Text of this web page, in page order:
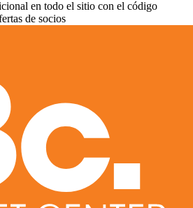
en todo el sitio con el código
de socios